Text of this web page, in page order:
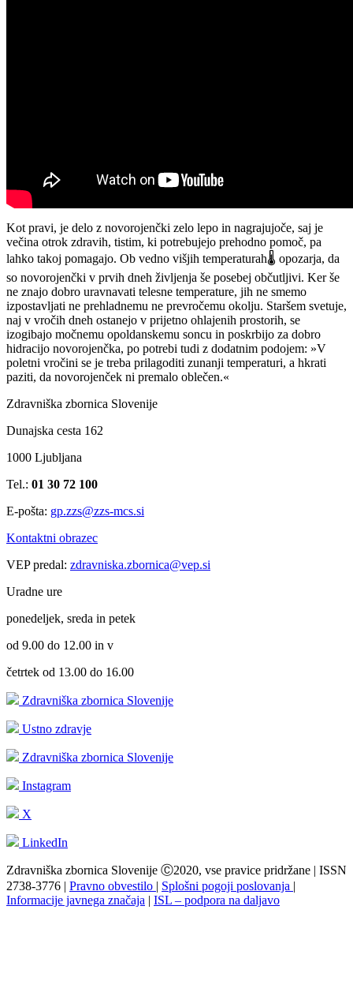
Kot pravi, je delo z novorojenčki zelo lepo in nagrajujoče, saj je
večina otrok zdravih, tistim, ki potrebujejo prehodno pomoč, pa
lahko takoj pomagajo. Ob vedno višjih temperaturah🌡️ opozarja, da
so novorojenčki v prvih dneh življenja še posebej občutljivi. Ker še
ne znajo dobro uravnavati telesne temperature, jih ne smemo
izpostavljati ne prehladnemu ne prevročemu okolju. Staršem svetuje,
naj v vročih dneh ostanejo v prijetno ohlajenih prostorih, se
izogibajo močnemu opoldanskemu soncu in poskrbijo za dobro
hidracijo novorojenčka, po potrebi tudi z dodatnim podojem: »V
poletni vročini se je treba prilagoditi zunanji temperaturi, a hkrati
paziti, da novorojenček ni premalo oblečen.«
Zdravniška zbornica Slovenije
Dunajska cesta 162
1000 Ljubljana
Tel.: 01 30 72 100
E-pošta: gp.zzs@zzs-mcs.si
Kontaktni obrazec
VEP predal: zdravniska.zbornica@vep.si
Uradne ure
ponedeljek, sreda in petek
od 9.00 do 12.00 in v
četrtek od 13.00 do 16.00
Zdravniška zbornica Slovenije
Ustno zdravje
Zdravniška zbornica Slovenije
Instagram
X
LinkedIn
Zdravniška zbornica Slovenije Ⓒ2020, vse pravice pridržane | ISSN
2738-3776 | Pravno obvestilo | Splošni pogoji poslovanja |
Informacije javnega značaja | ISL – podpora na daljavo